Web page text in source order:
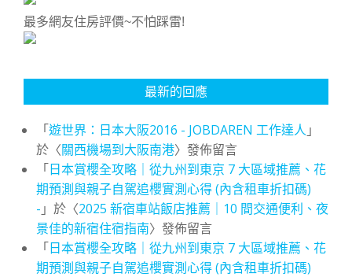
最多網友住房評價~不怕踩雷!
最新的回應
「遊世界：日本大阪2016 - JOBDAREN 工作達人 」
於〈關西機場到大阪南港〉發佈留言
「日本賞櫻全攻略｜從九州到東京 7 大區域推薦、花
期預測與親子自駕追櫻實測心得 (內含租車折扣碼)
- 」於〈2025 新宿車站飯店推薦｜10 間交通便利、夜
景佳的新宿住宿指南〉發佈留言
「日本賞櫻全攻略｜從九州到東京 7 大區域推薦、花
期預測與親子自駕追櫻實測心得 (內含租車折扣碼)